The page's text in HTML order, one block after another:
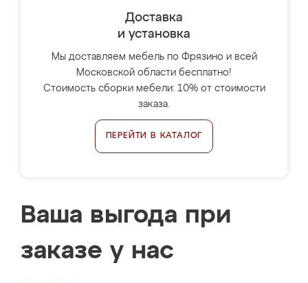
Доставка
и установка
Мы доставляем мебель по Фрязино и всей
Московской области бесплатно!
Стоимость сборки мебели: 10% от стоимости
заказа.
ПЕРЕЙТИ В КАТАЛОГ
Ваша выгода при
заказе у нас